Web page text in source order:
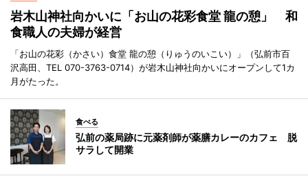
岩木山神社向かいに「お山の花彩食堂 龍の憩」 和
食職人の夫婦が経営
「お山の花彩（かさい）食堂 龍の憩（りゅうのいこい）」（弘前市百
沢高田、TEL 070-3763-0714）が岩木山神社向かいにオープンして1カ
月がたった。
食べる
弘前の薬局跡に元薬剤師が薬膳カレーのカフェ 脱
サラして開業